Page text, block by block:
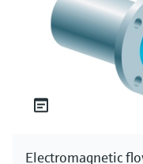
Electromagnetic